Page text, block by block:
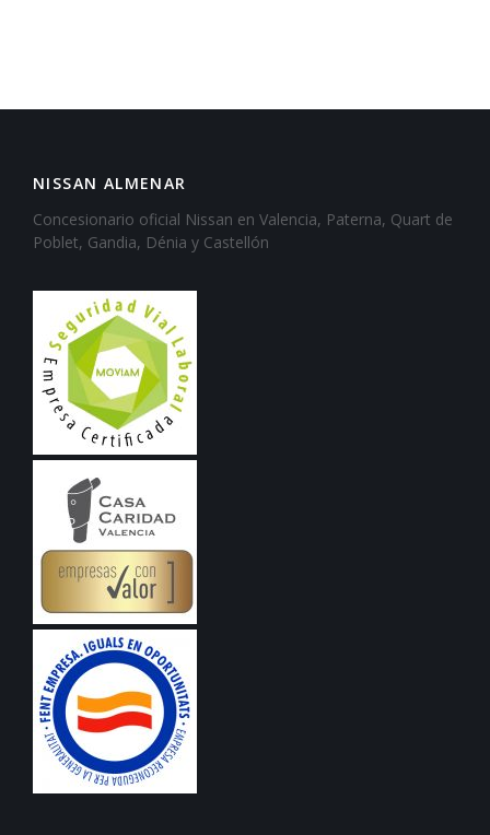
NISSAN ALMENAR
Concesionario oficial Nissan en Valencia, Paterna, Quart de
Poblet, Gandia, Dénia y Castellón